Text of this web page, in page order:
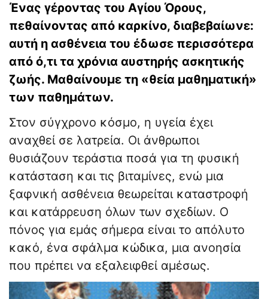
Ένας γέροντας του Αγίου Όρους,
πεθαίνοντας από καρκίνο, διαβεβαίωνε:
αυτή η ασθένεια του έδωσε περισσότερα
από ό,τι τα χρόνια αυστηρής ασκητικής
ζωής. Μαθαίνουμε τη «θεία μαθηματική»
των παθημάτων.
Στον σύγχρονο κόσμο, η υγεία έχει
αναχθεί σε λατρεία. Οι άνθρωποι
θυσιάζουν τεράστια ποσά για τη φυσική
κατάσταση και τις βιταμίνες, ενώ μια
ξαφνική ασθένεια θεωρείται καταστροφή
και κατάρρευση όλων των σχεδίων. Ο
πόνος για εμάς σήμερα είναι το απόλυτο
κακό, ένα σφάλμα κώδικα, μια ανοησία
που πρέπει να εξαλειφθεί αμέσως.